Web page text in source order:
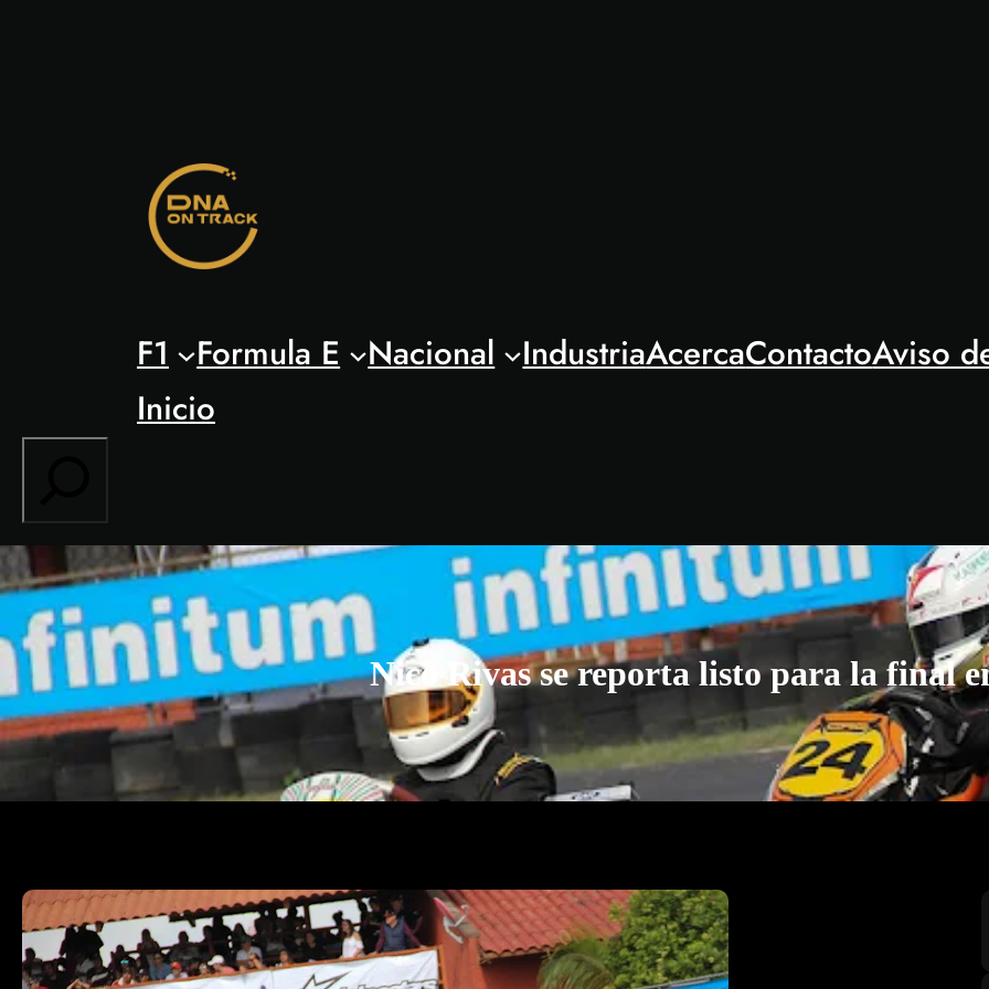
F1 Formula E Nacional IndustriaAcercaContactoAviso
Inicio
Nico Rivas se reporta listo para la final